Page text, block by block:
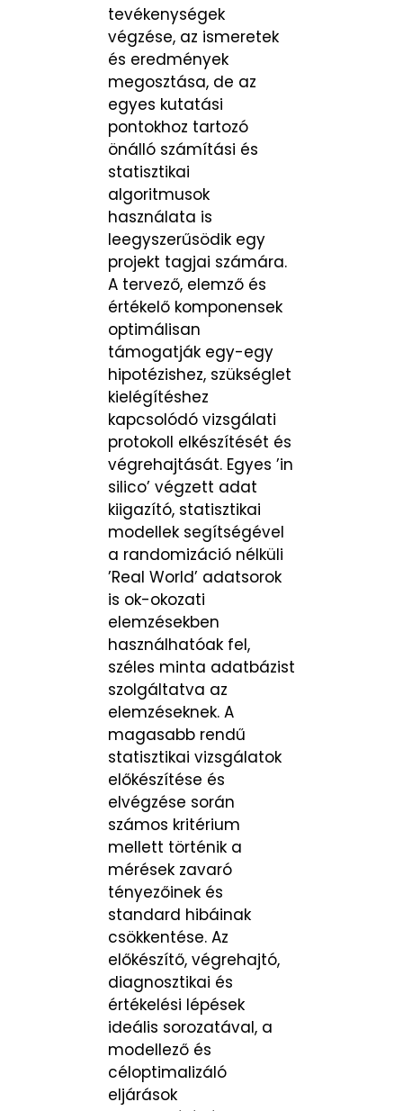
tevékenységek
végzése, az ismeretek
és eredmények
megosztása, de az
egyes kutatási
pontokhoz tartozó
önálló számítási és
statisztikai
algoritmusok
használata is
leegyszerűsödik egy
projekt tagjai számára.
A tervező, elemző és
értékelő komponensek
optimálisan
támogatják egy-egy
hipotézishez, szükséglet
kielégítéshez
kapcsolódó vizsgálati
protokoll elkészítését és
végrehajtását. Egyes ’in
silico’ végzett adat
kiigazító, statisztikai
modellek segítségével
a randomizáció nélküli
’Real World’ adatsorok
is ok-okozati
elemzésekben
használhatóak fel,
széles minta adatbázist
szolgáltatva az
elemzéseknek. A
magasabb rendű
statisztikai vizsgálatok
előkészítése és
elvégzése során
számos kritérium
mellett történik a
mérések zavaró
tényezőinek és
standard hibáinak
csökkentése. Az
előkészítő, végrehajtó,
diagnosztikai és
értékelési lépések
ideális sorozatával, a
modellező és
céloptimalizáló
eljárások